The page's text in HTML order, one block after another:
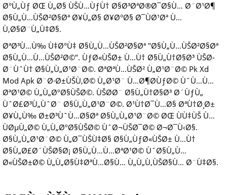
Ø°Ù„Ùƒ ØŒ Ù„Ø§ ÙŠÙ…ÙƒÙ† Ø§Ø³ØªØ®Ø¯Ø§Ù… Ø¨Ø¹Ø¶
Ø§Ù„Ù…ÙŠØ²Ø§Øª Ø¥Ù„Ø§ Ø¥Ø°Ø§ Ø¯ÙØ¹Øª Ù…
Ù‚Ø§Ø¨Ù„Ù‡Ø§.
ØªØ³Ù…Ù‰ Ù‡Ø°Ù‡ Ø§Ù„Ù…ÙŠØ²Ø§Øª "Ø§Ù„Ù…ÙŠØ²Ø§Øª
Ø§Ù„Ù…Ù…ÙŠØ²Ø©". ÙƒØ«ÙŠØ± Ù…Ù† Ø§Ù„Ù†Ø§Ø³ ÙŠØ­
Ø¨ÙˆÙ† Ø§Ù„Ù„Ø¹Ø¨Ø©. ØªØªÙ…ÙŠØ² Ù„Ø¹Ø¨Ø© Pk Xd
Mod Apk Ø¨Ø·Ø±ÙŠÙ‚Ø© Ù„Ø¹Ø¨ Ù…Ø¶Ø­ÙƒØ© ÙˆÙ…Ù…
ØªØ¹Ø© Ù„Ù„ØºØ§ÙŠØ©. ÙŠØ­Ø¨ Ø§Ù„Ù†Ø§Ø³ Ø´ÙƒÙ„
ÙˆØ£Ø³Ù„ÙˆØ¨ Ø§Ù„Ù„Ø¹Ø¨Ø©. Ø¹Ù†Ø¯Ù…Ø§ ØªÙ†Ø¸Ø±
Ø¥Ù„Ù‰ Ø±Ø³ÙˆÙ…Ø§Øª Ø§Ù„Ù„Ø¹Ø¨Ø© ØŒ ÙÙ‡ÙŠ Ù…
ÙØµÙ„Ø© Ù„Ù„ØºØ§ÙŠØ© ÙˆØ¬ÙŠØ¯Ø© Ø¬Ø¯Ù‹Ø§.
Ø§Ù„Ù„Ø¹Ø¨Ø© Ù„Ø¯ÙŠÙ‡Ø§ Ø§Ù„ÙƒØ«ÙŠØ± Ù…Ù†
Ø§Ù„Ø£Ø´ÙŠØ§Ø¡ Ø§Ù„Ù…Ù…ØªØ¹Ø© ÙˆØ§Ù„Ù…
Ø«ÙŠØ±Ø© Ù„Ù„Ø§Ù‡ØªÙ…Ø§Ù… Ù„Ù„Ù‚ÙŠØ§Ù… Ø¨Ù‡Ø§.